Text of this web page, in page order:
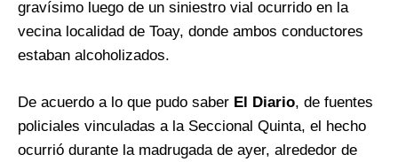
gravísimo luego de un siniestro vial ocurrido en la
vecina localidad de Toay, donde ambos conductores
estaban alcoholizados.
De acuerdo a lo que pudo saber El Diario, de fuentes
policiales vinculadas a la Seccional Quinta, el hecho
ocurrió durante la madrugada de ayer, alrededor de